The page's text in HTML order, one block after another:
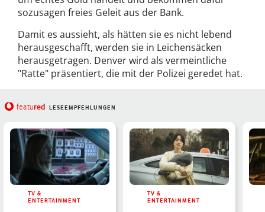
sozusagen freies Geleit aus der Bank.
Damit es aussieht, als hätten sie es nicht lebend
herausgeschafft, werden sie in Leichensäcken
herausgetragen. Denver wird als vermeintliche
"Ratte" präsentiert, die mit der Polizei geredet hat.
featured LESEEMPFEHLUNGEN
TV &
ENTERTAINMENT
TV &
ENTERTAINMENT